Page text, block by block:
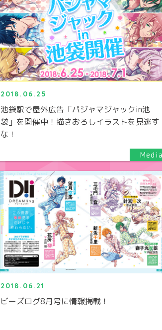
2018.06.25
池袋駅で屋外広告「パジャマジャックin池
袋」を開催中！描きおろしイラストを見逃す
な！
2018.06.21
ビーズログ8月号に情報掲載！